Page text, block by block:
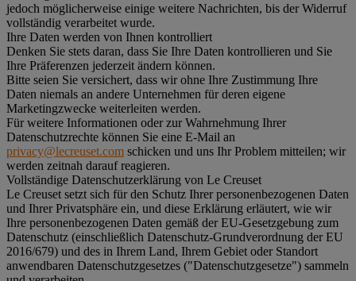
jedoch möglicherweise einige weitere Nachrichten, bis der Widerruf
vollständig verarbeitet wurde.
Ihre Daten werden von Ihnen kontrolliert
Denken Sie stets daran, dass Sie Ihre Daten kontrollieren und Sie
Ihre Präferenzen jederzeit ändern können.
Bitte seien Sie versichert, dass wir ohne Ihre Zustimmung Ihre
Daten niemals an andere Unternehmen für deren eigene
Marketingzwecke weiterleiten werden.
Für weitere Informationen oder zur Wahrnehmung Ihrer
Datenschutzrechte können Sie eine E-Mail an
privacy@lecreuset.com schicken und uns Ihr Problem mitteilen; wir
werden zeitnah darauf reagieren.
Vollständige Datenschutzerklärung von Le Creuset
Le Creuset setzt sich für den Schutz Ihrer personenbezogenen Daten
und Ihrer Privatsphäre ein, und diese Erklärung erläutert, wie wir
Ihre personenbezogenen Daten gemäß der EU-Gesetzgebung zum
Datenschutz (einschließlich Datenschutz-Grundverordnung der EU
2016/679) und des in Ihrem Land, Ihrem Gebiet oder Standort
anwendbaren Datenschutzgesetzes ("Datenschutzgesetze") sammeln